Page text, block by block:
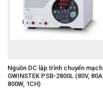
Nguồn DC lập trình chuyển mạch
GWINSTEK PSB-2800L (80V, 80A,
800W, 1CH)